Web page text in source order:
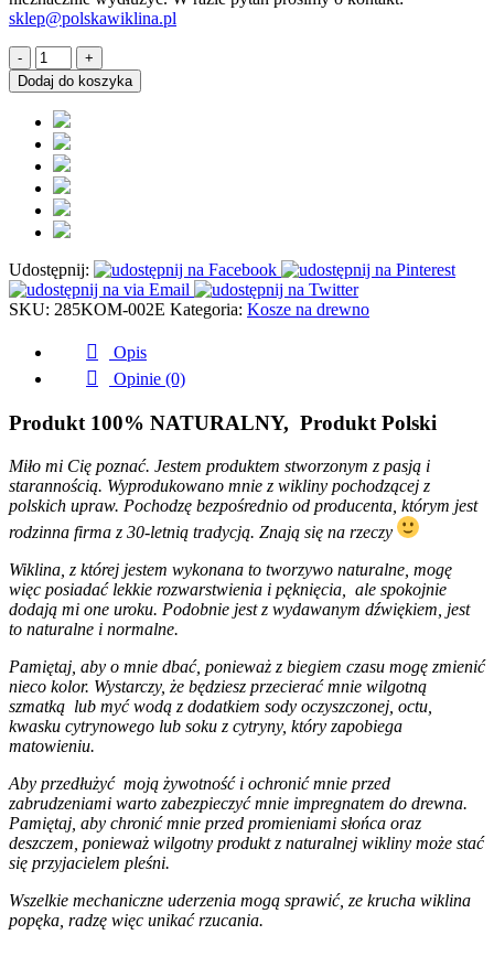
sklep@polskawiklina.pl
ilość
Kosz
wiklinowy
drewno
listwa
ciemny
z
pasem
mały
Dodaj do koszyka
Udostępnij:
SKU: 285KOM-002E Kategoria: Kosze na drewno
Opis
Opinie (0)
Produkt 100% NATURALNY, Produkt Polski
Miło mi Cię poznać. Jestem produktem stworzonym z pasją i
starannością. Wyprodukowano mnie z wikliny pochodzącej z
polskich upraw. Pochodzę bezpośrednio od producenta, którym jest
rodzinna firma z 30-letnią tradycją. Znają się na rzeczy
Wiklina, z której jestem wykonana to tworzywo naturalne, mogę
więc posiadać lekkie rozwarstwienia i pęknięcia, ale spokojnie
dodają mi one uroku. Podobnie jest z wydawanym dźwiękiem, jest
to naturalne i normalne.
Pamiętaj, aby o mnie dbać, ponieważ z biegiem czasu mogę zmienić
nieco kolor. Wystarczy, że będziesz przecierać mnie wilgotną
szmatką lub myć wodą z dodatkiem sody oczyszczonej, octu,
kwasku cytrynowego lub soku z cytryny, który zapobiega
matowieniu.
Aby przedłużyć moją żywotność i ochronić mnie przed
zabrudzeniami warto zabezpieczyć mnie impregnatem do drewna.
Pamiętaj, aby chronić mnie przed promieniami słońca oraz
deszczem, ponieważ wilgotny produkt z naturalnej wikliny może stać
się przyjacielem pleśni.
Wszelkie mechaniczne uderzenia mogą sprawić, ze krucha wiklina
popęka, radzę więc unikać rzucania.